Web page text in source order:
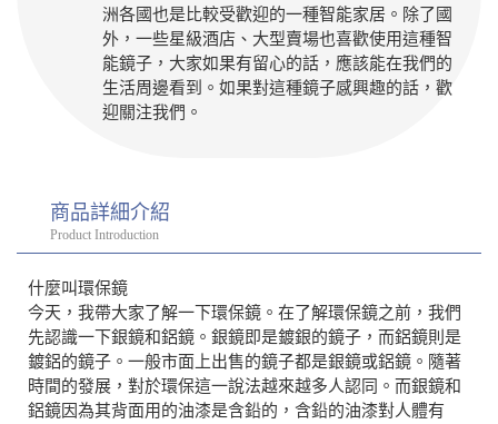
洲各國也是比較受歡迎的一種智能家居。除了國
外，一些星級酒店、大型賣場也喜歡使用這種智
能鏡子，大家如果有留心的話，應該能在我們的
生活周邊看到。如果對這種鏡子感興趣的話，歡
迎關注我們。
商品詳細介紹
Product Introduction
什麼叫環保鏡
今天，我帶大家了解一下環保鏡。在了解環保鏡之前，我們
先認識一下銀鏡和鋁鏡。銀鏡即是鍍銀的鏡子，而鋁鏡則是
鍍鋁的鏡子。一般市面上出售的鏡子都是銀鏡或鋁鏡。隨著
時間的發展，對於環保這一說法越來越多人認同。而銀鏡和
鋁鏡因為其背面用的油漆是含鉛的，含鉛的油漆對人體有